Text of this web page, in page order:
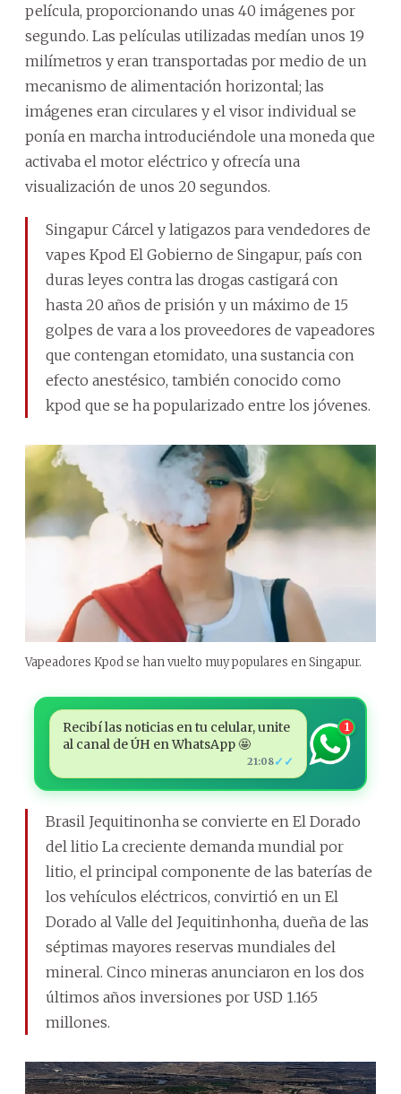
película, proporcionando unas 40 imágenes por
segundo. Las películas utilizadas medían unos 19
milímetros y eran transportadas por medio de un
mecanismo de alimentación horizontal; las
imágenes eran circulares y el visor individual se
ponía en marcha introduciéndole una moneda que
activaba el motor eléctrico y ofrecía una
visualización de unos 20 segundos.
Singapur Cárcel y latigazos para vendedores de
vapes Kpod El Gobierno de Singapur, país con
duras leyes contra las drogas castigará con
hasta 20 años de prisión y un máximo de 15
golpes de vara a los proveedores de vapeadores
que contengan etomidato, una sustancia con
efecto anestésico, también conocido como
kpod que se ha popularizado entre los jóvenes.
Vapeadores Kpod se han vuelto muy populares en Singapur.
Recibí las noticias en tu celular, unite
al canal de ÚH en WhatsApp 🤩
21:08✓✓
1
Brasil Jequitinonha se convierte en El Dorado
del litio La creciente demanda mundial por
litio, el principal componente de las baterías de
los vehículos eléctricos, convirtió en un El
Dorado al Valle del Jequitinhonha, dueña de las
séptimas mayores reservas mundiales del
mineral. Cinco mineras anunciaron en los dos
últimos años inversiones por USD 1.165
millones.